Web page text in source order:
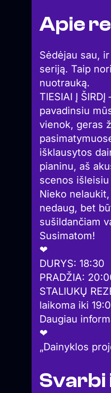
Apie
Sėdėjau sau,
seriją. Taip
nuotrauką.
TIESIAI Į
pavadinsiu
vienok, geras
išklausytos
pianinu, aš
scenos
Nieko
nedaug, bet
sušildančiam
Susimatom!
❤︎
DURYS: 18:30
PRADŽIA:
STALIUKŲ
laikoma iki
Daugiau
❤︎
„Dainyklos
Svarbi